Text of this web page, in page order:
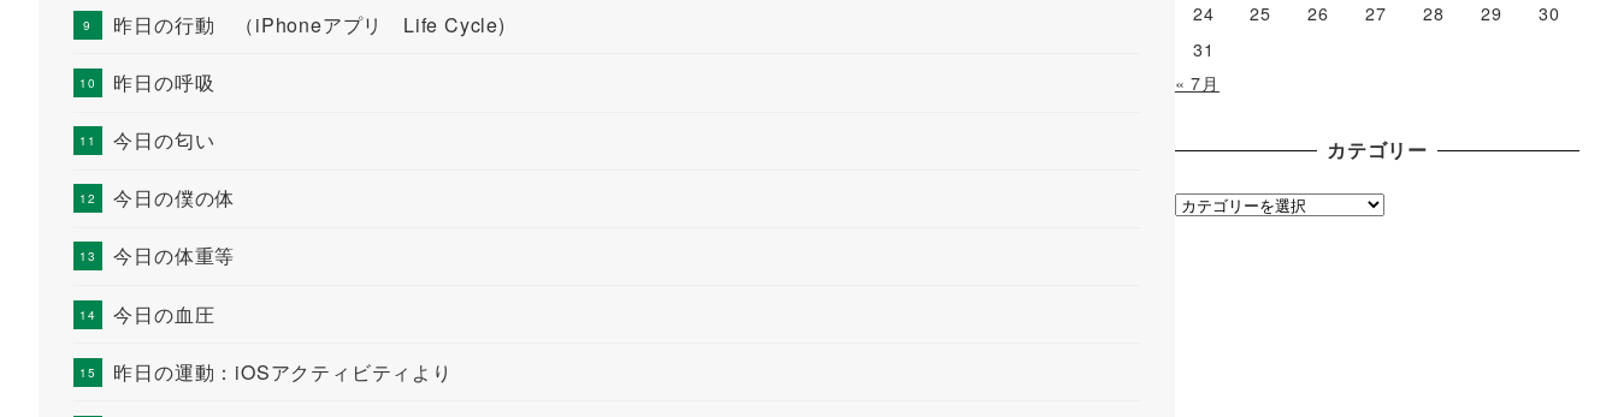
昨日の行動 （iPhoneアプリ Life Cycle)
昨日の呼吸
今日の匂い
今日の僕の体
今日の体重等
今日の血圧
昨日の運動：iOSアクティビティより
24
25 26 27 28 29
30
31
« 7月
カテゴリー
カ